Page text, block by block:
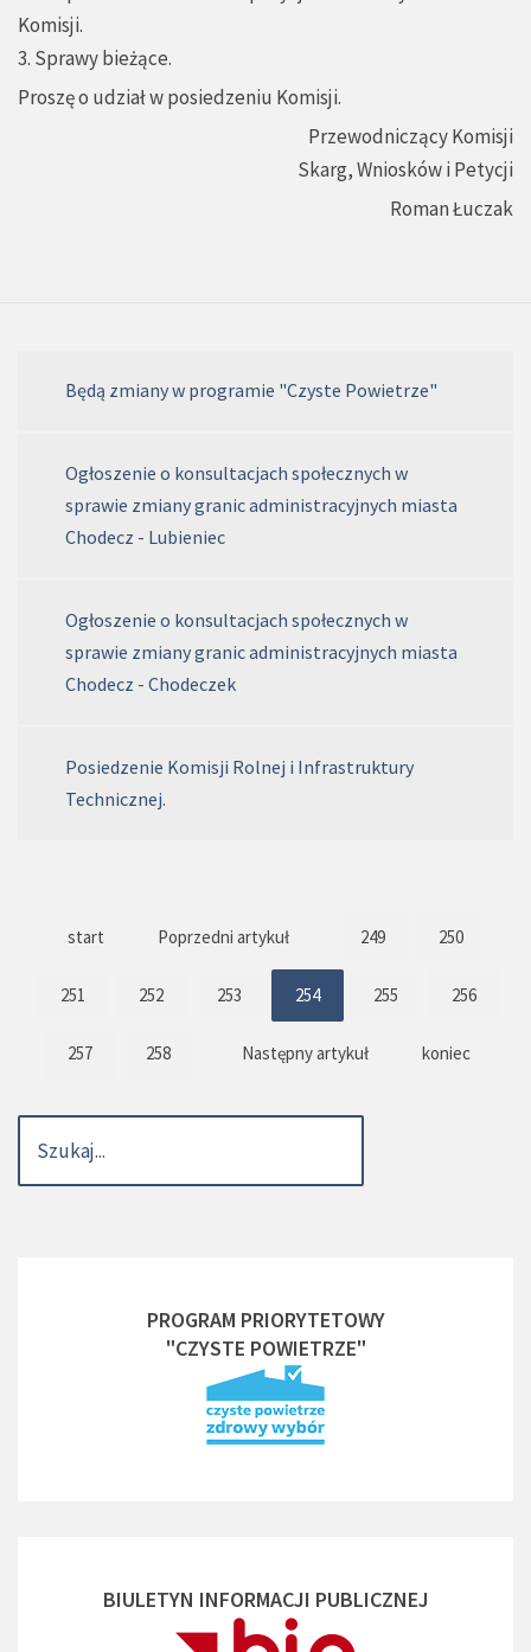
Komisji.
3. Sprawy bieżące.
Proszę o udział w posiedzeniu Komisji.
Przewodniczący Komisji
Skarg, Wniosków i Petycji
Roman Łuczak
Będą zmiany w programie "Czyste Powietrze"
Ogłoszenie o konsultacjach społecznych w
sprawie zmiany granic administracyjnych miasta
Chodecz - Lubieniec
Ogłoszenie o konsultacjach społecznych w
sprawie zmiany granic administracyjnych miasta
Chodecz - Chodeczek
Posiedzenie Komisji Rolnej i Infrastruktury
Technicznej.
start Poprzedni artykuł 249 250
251 252 253 254 255 256
257 258 Następny artykuł koniec
PROGRAM PRIORYTETOWY
"CZYSTE POWIETRZE"
BIULETYN INFORMACJI PUBLICZNEJ